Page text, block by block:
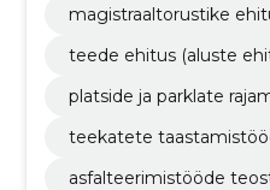
magistraaltorustike
teede ehitus (aluste
platside ja parklate
teekatete
asfalteerimistööde